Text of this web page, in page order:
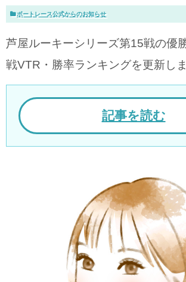
ボートレース公式からのお知らせ
芦屋ルーキーシリーズ第15戦の優
戦VTR・勝率ランキングを更新し
記事を読む